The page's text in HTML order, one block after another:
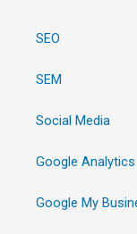
SEO
SEM
Social Media
Google Analytics
Google My